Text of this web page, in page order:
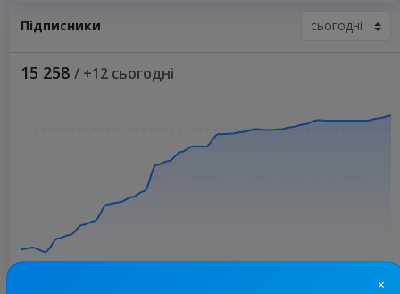
Підписники
15 258 / +12 сьогодні
×